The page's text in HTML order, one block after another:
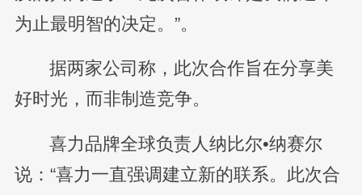
为止最明智的决定。”。
据两家公司称，此次合作旨在分享美
好时光，而非制造竞争。
喜力品牌全球负责人纳比尔•纳赛尔
说：“喜力一直强调建立新的联系。此次合